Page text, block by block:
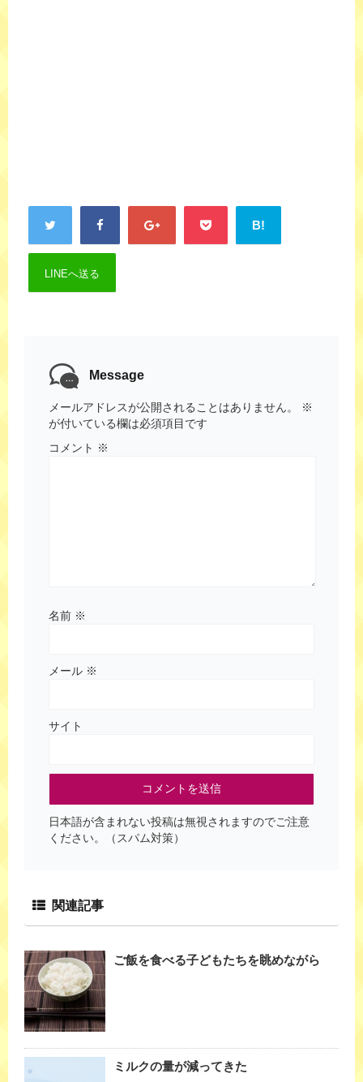
B!
LINEへ送る
Message
メールアドレスが公開されることはありません。
※
が付いている欄は必須項目です
コメント ※
名前 ※
メール ※
サイト
日本語が含まれない投稿は無視されますのでご注意
ください。（スパム対策）
関連記事
ご飯を食べる子どもたちを眺めながら
ミルクの量が減ってきた